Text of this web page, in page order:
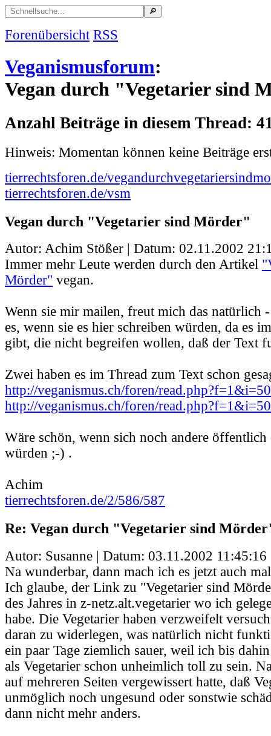
Forenübersicht RSS
Veganismusforum:
Vegan durch "Vegetarier sind
Anzahl Beiträge in diesem Thread:
Hinweis: Momentan können keine Beiträge
tierrechtsforen.de/
tierrechtsforen.de/vsm
Vegan durch "Vegetarier sind Mörder"
Autor: Achim Stößer | Datum: 02.11.2002
Immer mehr Leute werden durch den Artikel
Mörder" vegan.
Wenn sie mir mailen, freut mich das natürlich -
es, wenn sie es hier schreiben würden, da es
gibt, die nicht begreifen wollen, daß der Text
Zwei haben es im Thread zum Text schon
http://veganismus.ch/foren/
http://veganismus.ch/foren/
Wäre schön, wenn sich noch andere öffentlich
würden ;-) .
Achim
tierrechtsforen.de/2/586/587
Re: Vegan durch "Vegetarier sind
Autor: Susanne | Datum: 03.11.2002 11:45:16
Na wunderbar, dann mach ich es jetzt auch
Ich glaube, der Link zu "Vegetarier sind
des Jahres in z-netz.alt.vegetarier wo ich
habe. Die Vegetarier haben verzweifelt
daran zu widerlegen, was natürlich nicht
ein paar Tage ziemlich sauer, weil ich bis
als Vegetarier schon unheimlich toll zu sein.
auf mehreren Seiten vergewissert hatte, daß
unmöglich noch ungesund oder sonstwie
dann nicht mehr anders.